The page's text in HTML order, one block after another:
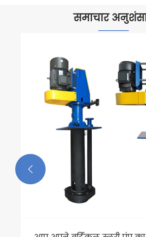
समाचार
